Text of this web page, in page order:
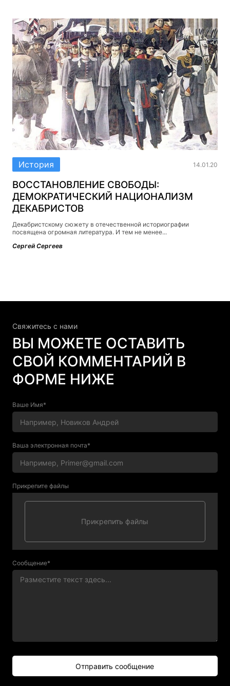
История 14.01.20
ВОССТАНОВЛЕНИЕ СВОБОДЫ:
ДЕМОКРАТИЧЕСКИЙ НАЦИОНАЛИЗМ
ДЕКАБРИСТОВ
Декабристскому сюжету в отечественной историографии
посвящена огромная литература. И тем не менее...
Сергей Сергеев
Свяжитесь c нами
ВЫ МОЖЕТЕ ОСТАВИТЬ
СВОЙ КОММЕНТАРИЙ В
ФОРМЕ НИЖЕ
Ваше Имя*
Ваша электронная почта*
Прикрепите файлы
Сообщение*